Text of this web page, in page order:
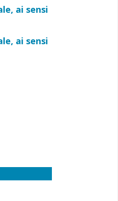
ai sensi
ai sensi